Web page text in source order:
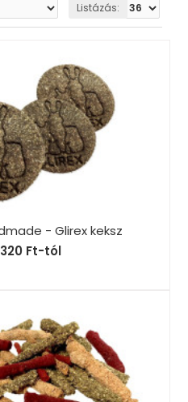
Listázás:
- Glirex keksz
320 Ft-tól